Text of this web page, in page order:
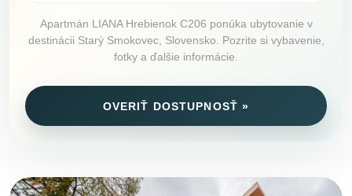
Apartmán LIANA Hrebienok C206 ponúka ubytovanie v
destinácii Starý Smokovec, Slovensko. Pozrite si vybavenie,
fotky a ďalšie informácie.
OVERIŤ DOSTUPNOSŤ »